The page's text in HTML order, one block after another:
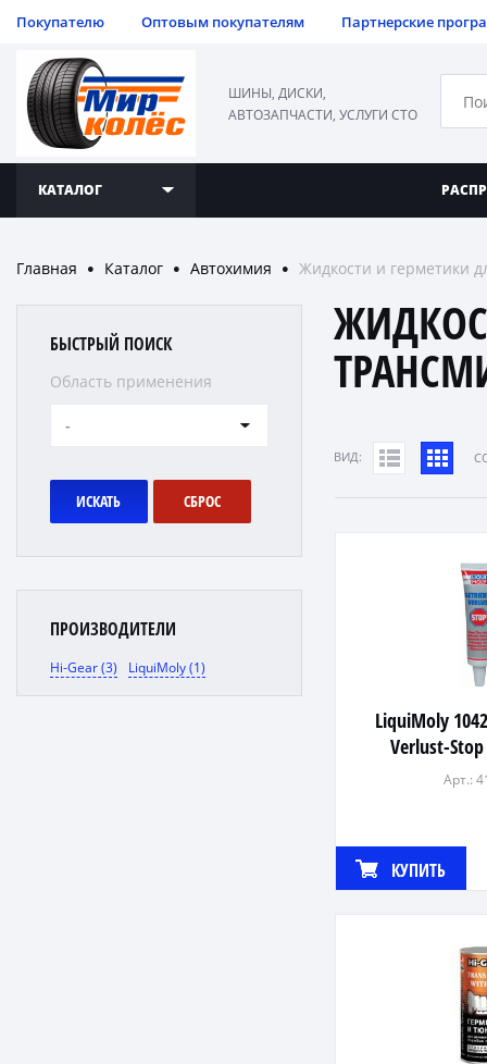
Покупателю Оптовым покупателям Партнерские
ШИНЫ, ДИСКИ,
АВТОЗАПЧАСТИ, УСЛУГИ СТО
КАТАЛОГ
Главная ● Каталог ● Автохимия ● Жидкости и герметики
БЫСТРЫЙ ПОИСК
Область применения
-
ИСКАТЬ СБРОС
ПРОИЗВОДИТЕЛИ
Hi-Gear (3) LiquiMoly (1)
ВИД:
LiquiMoly
Verlust-
Арт.:
КУПИТЬ